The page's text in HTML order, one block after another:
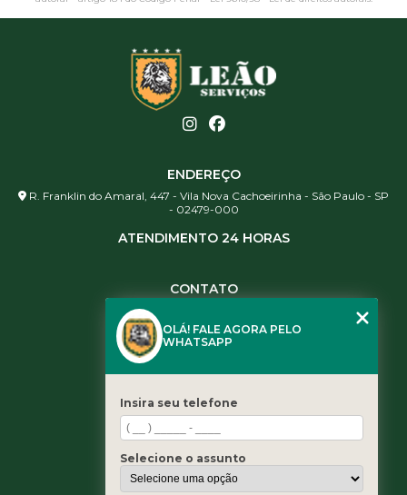
ENDEREÇO
R. Franklin do Amaral, 447 - Vila Nova Cachoeirinha - São Paulo - SP
- 02479-000
ATENDIMENTO 24 HORAS
CONTATO
(11) 3461-5871
contato@leaoservicos.com.br
Home
Quem somos
OLÁ! FALE AGORA PELO
WHATSAPP
Insira seu telefone
Selecione o assunto